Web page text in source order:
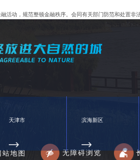
活动，规范整顿金融秩序。会同有关部门防范和处置非
有资产和部分非经营性国有资产实施监管。
效益。监督本区域国有企业、事业单位国有资产保值增值
任。以提高国有资本效率、增强国有企业活力为中心，
资本为主的职能转变。
财政、金融、国资政策宣传和信息咨询。
发展。
站地图 无障碍浏览
天津市 滨海新区